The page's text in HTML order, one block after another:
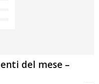
del mese –